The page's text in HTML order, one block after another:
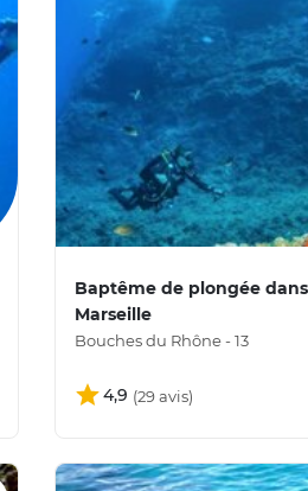
Baptême de plongée
Marseille
Bouches du Rhône - 13
4,9